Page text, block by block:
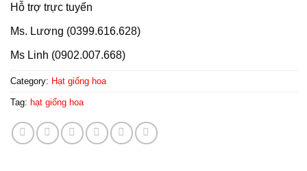
Hỗ trợ trực tuyến
Ms. Lương (0399.616.628)
Ms Linh (0902.007.668)
Category: Hạt giống hoa
Tag: hạt giống hoa